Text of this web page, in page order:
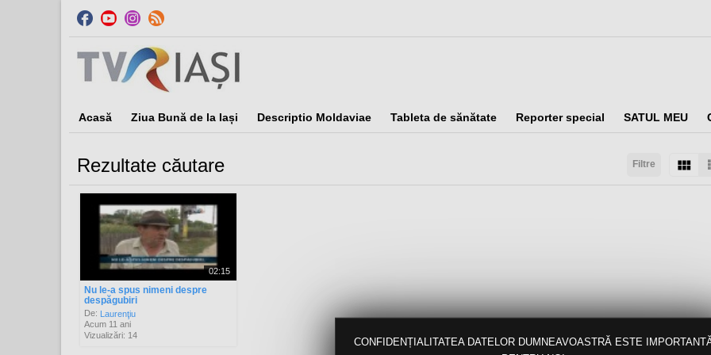
CONFIDENȚIALITATEA DATELOR DUMNEAVOASTRĂ ESTE
Acasă Ziua Bună de la Iași Descriptio Moldaviae Tableta de sănătate Reporter special SATUL MEU
Filtre
Rezultate căutare
02:15
Nu le-a spus nimeni despre
despăgubiri
De: Laurenţiu
Acum 11 ani
Vizualizări: 14